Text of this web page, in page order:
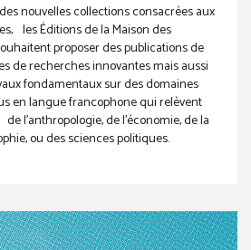
nouvelles collections consacrées aux
les Éditions de la Maison des
proposer des publications de
de recherches innovantes mais aussi
fondamentaux sur des domaines
en langue francophone qui relèvent
l’anthropologie, de l’économie, de la
ou des sciences politiques.